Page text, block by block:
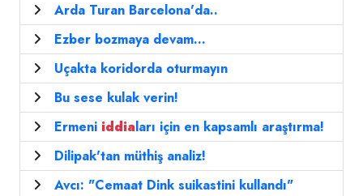
Arda Turan Barcelona'da..
Ezber bozmaya devam...
Uçakta koridorda oturmayın
Bu sese kulak verin!
Ermeni iddiaları için en kapsamlı araştırma!
Dilipak'tan müthiş analiz!
Avcı: "Cemaat Dink suikastini kullandı"